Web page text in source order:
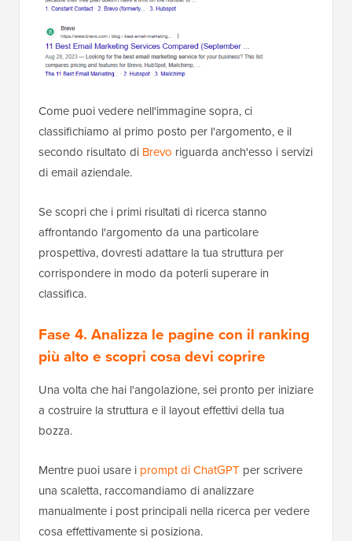
Come puoi vedere nell'immagine sopra, ci
classifichiamo al primo posto per l'argomento, e il
secondo risultato di Brevo riguarda anch'esso i servizi
di email aziendale.
Se scopri che i primi risultati di ricerca stanno
affrontando l'argomento da una particolare
prospettiva, dovresti adattare la tua struttura per
corrispondere in modo da poterli superare in
classifica.
Fase 4. Analizza le pagine con il ranking
più alto e scopri cosa devi coprire
Una volta che hai l'angolazione, sei pronto per iniziare
a costruire la struttura e il layout effettivi della tua
bozza.
Mentre puoi usare i prompt di ChatGPT per scrivere
una scaletta, raccomandiamo di analizzare
manualmente i post principali nella ricerca per vedere
cosa effettivamente si posiziona.